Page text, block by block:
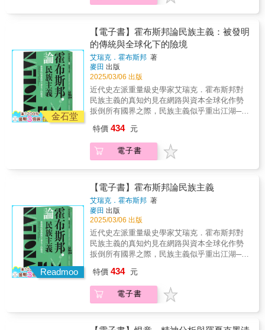
稱呼。由此可知，「中國」在古代頂多是一個
城邦或城市的意思，近代以來才開始有了國家
意義。劉仲敬認為，現在我們所謂的「中國」
其實是一個混雜的概念，是三個「中國」的重
疊體。第一個是最古典的「中國」，也就是與
兩河文明有密切關係的殷周、孔子的華夏，後
來產生了秦漢帝國；第二個「中國」是源於外
伊朗地區、「萬國衣冠拜冕旒」的隋唐帝國；
第三個「中國」則是源自蒙古高原的元清帝
國，產生了近代的中華民國和中華人民共和
的，一下說漢唐如何如何，孔子、諸子百家如
何如何，一下又說近代以來的中國跟帝國主義
如何如何，其實就是把這三個「中國」的概
三個東亞政權從歷史發展的順序來看，都是起
源於內亞。近代以前，所有的東亞政治體系都
是內亞起源；近代以後，西方起源才取代了內
亞起源。而所謂的漢人，在這三個體系中的地
位，都像是印度人在大英帝國中的地位，儘管
人口占多數，但都只是臣民。【用「諸夏」概
念重新想像未來的東亞】清朝末年以來，由梁
族，跟孔子時代的華夏和諸夏一樣，都是想像
多於現實。劉仲敬認為，我們自稱華夏子孫和
孔子的繼承人，可以增加一點威望和古老的自
縱承而後踵事增華，不能如自然科學那般橫向
挪植。故對自西潮東漸以來，史學以西史為指
歸，將西方之新取代中國之舊，華夏史學因西
化而漸失主體性，詮釋之權往往旁落於外人，
以至於國人重外人所說，而外人下視國人所說
的窘境，感觸尤甚。 全書旁徵博引，比照西
學，深入闡述，彰顯中西史學的異同，以及中
國史學之特色與價值。
金石堂
【電子書】霍布斯邦論民族主義：被發明
的傳統與全球化下的險境
艾瑞克．霍布斯邦 著
麥田 出版
2025/03/06 出版
近代史左派重量級史學家艾瑞克．霍布斯邦對
民族主義的真知灼見在網路與資本全球化作勢
扳倒所有國界之際，民族主義似乎重出江湖──
扮演起始料未及的政治行為者的角色。過去我
常以為歷史學這一行，與其他行業不同，例如
核物理學，至少不會造成傷害。而如今我知
意識形態考量而濫用歷史。」──艾瑞克．霍布
斯邦霍布斯邦不喜歡民族主義，但從不輕視或
斥為荒謬&自一九六〇年代起，霍布斯邦秉持批
判史觀，成為少數抱持左派精神卻為理解民族
主義深入探究，並真正具有客觀洞見者。霍布
斯邦的立論基礎在於相對晚近才被發明出來的
民族主義與民族觀，以及將其建構成認同的種
種歷史路徑。23篇選文，呈現史學大師霍布斯
邦對民族主義擲地有聲的深刻見解本書集結國
世界各地演講的文稿及專著文章，體現四十年
來霍布斯邦對民族主義的銳利觀察及思索。在
民族主義大行其道的當代，本書提供對此一複
雜議題深刻的批判與見解。從不同時代脈絡下
特價 434 元
電子書
Readmoo
【電子書】霍布斯邦論民族主義
艾瑞克．霍布斯邦 著
麥田 出版
2025/03/06 出版
近代史左派重量級史學家艾瑞克．霍布斯邦對
民族主義的真知灼見在網路與資本全球化作勢
扳倒所有國界之際，民族主義似乎重出江湖──
扮演起始料未及的政治行為者的角色。過去我
常以為歷史學這一行，與其他行業不同，例如
核物理學，至少不會造成傷害。而如今我知
特價 434 元
電子書